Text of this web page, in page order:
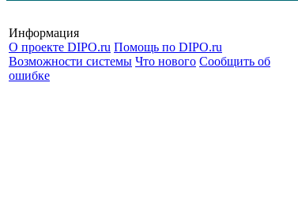
Информация
О проекте DIPO.ru Помощь по DIPO.ru
Возможности системы Что нового Сообщить об
ошибке